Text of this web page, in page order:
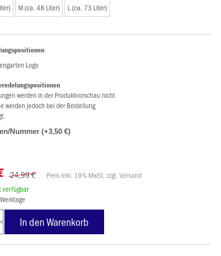
M (ca. 48 Liter) L (ca. 73 Liter)
Logo
werden in der Produktvorschau nicht
werden jedoch bei der Bestellung
Nummer (+3,50 €)
24,99 €
Preis inkl. 19% MwSt. zzgl. Versand
verfügbar
In den Warenkorb